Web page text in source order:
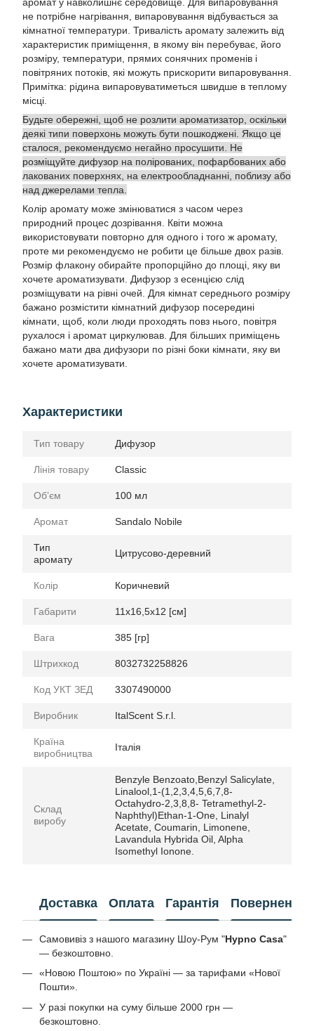
не потрібне нагрівання, випаровування відбувається за
кімнатної температури. Тривалість аромату залежить від
характеристик приміщення, в якому він перебуває, його
розміру, температури, прямих сонячних променів і
повітряних потоків, які можуть прискорити випаровування.
Примітка: рідина випаровуватиметься швидше в теплому
місці.
Будьте обережні, щоб не розлити ароматизатор, оскільки
деякі типи поверхонь можуть бути пошкоджені. Якщо це
сталося, рекомендуємо негайно просушити. Не
розміщуйте дифузор на полірованих, пофарбованих або
лакованих поверхнях, на електрообладнанні, поблизу або
над джерелами тепла.
Колір аромату може змінюватися з часом через
природний процес дозрівання. Квіти можна
використовувати повторно для одного і того ж аромату,
проте ми рекомендуємо не робити це більше двох разів.
Розмір флакону обирайте пропорційно до площі, яку ви
хочете ароматизувати. Дифузор з есенцією слід
розміщувати на рівні очей. Для кімнат середнього розміру
бажано розмістити кімнатний дифузор посередині
кімнати, щоб, коли люди проходять повз нього, повітря
рухалося і аромат циркулював. Для більших приміщень
бажано мати два дифузори по різні боки кімнати, яку ви
хочете ароматизувати.
Характеристики
Тип товару Дифузор
Лінія товару Classic
Обʼєм 100 мл
Аромат Sandalo Nobile
Тип
аромату
Цитрусово-деревний
Колір Коричневий
Габарити 11x16,5x12 [см]
Вага 385 [гр]
Штрихкод 8032732258826
Код УКТ ЗЕД 3307490000
Виробник ItalScent S.r.l.
Країна
виробництва
Італія
Склад
виробу
Benzyle Benzoato,Benzyl Salicylate,
Linalool,1-(1,2,3,4,5,6,7,8-
Octahydro-2,3,8,8- Tetramethyl-2-
Naphthyl)Ethan-1-One, Linalyl
Acetate, Coumarin, Limonene,
Lavandula Hybrida Oil, Alpha
Isomethyl Ionone.
Доставка Оплата Гарантія Повернення
Самовивіз з нашого магазину Шоу-Рум "Hypno Casa"
— безкоштовно.
«Новою Поштою» по Україні — за тарифами «Нової
Пошти».
У разі покупки на суму більше 2000 грн —
безкоштовно.